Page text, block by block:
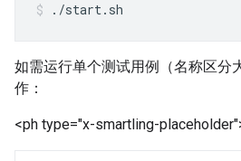
./start.sh
如需运行单个测试用例（名称区分
作：
<ph type="x-smartling-